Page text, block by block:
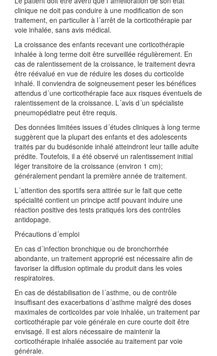
clinique ne doit pas conduire à une modification de son
traitement, en particulier à l´arrêt de la corticothérapie par
voie inhalée, sans avis médical.
La croissance des enfants recevant une corticothérapie
inhalée à long terme doit être surveillée régulièrement. En
cas de ralentissement de la croissance, le traitement devra
être réévalué en vue de réduire les doses du corticoïde
inhalé. Il conviendra de soigneusement peser les bénéfices
attendus d´une corticothérapie face aux risques éventuels de
ralentissement de la croissance. L´avis d´un spécialiste
pneumopédiatre peut être requis.
Des données limitées issues d´études cliniques à long terme
suggèrent que la plupart des enfants et des adolescents
traités par du budésonide inhalé atteindront leur taille adulte
prédite. Toutefois, il a été observé un ralentissement initial
léger transitoire de la croissance (environ 1 cm);
généralement pendant la première année de traitement.
L´attention des sportifs sera attirée sur le fait que cette
spécialité contient un principe actif pouvant induire une
réaction positive des tests pratiqués lors des contrôles
antidopage.
Précautions d´emploi
En cas d´infection bronchique ou de bronchorrhée
abondante, un traitement approprié est nécessaire afin de
favoriser la diffusion optimale du produit dans les voies
respiratoires.
En cas de déstabilisation de l´asthme, ou de contrôle
insuffisant des exacerbations d´asthme malgré des doses
maximales de corticoïdes par voie inhalée, un traitement par
corticothérapie par voie générale en cure courte doit être
envisagé. Il est alors nécessaire de maintenir la
corticothérapie inhalée associée au traitement par voie
générale.